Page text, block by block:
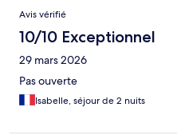
Avis vérifié
10/10 Exceptionnel
29 mars 2026
Pas ouverte
Isabelle, séjour de 2 nuits